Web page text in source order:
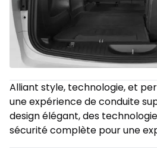
Alliant style, technologie, et
une expérience de conduite
design élégant, des
sécurité complète pour une